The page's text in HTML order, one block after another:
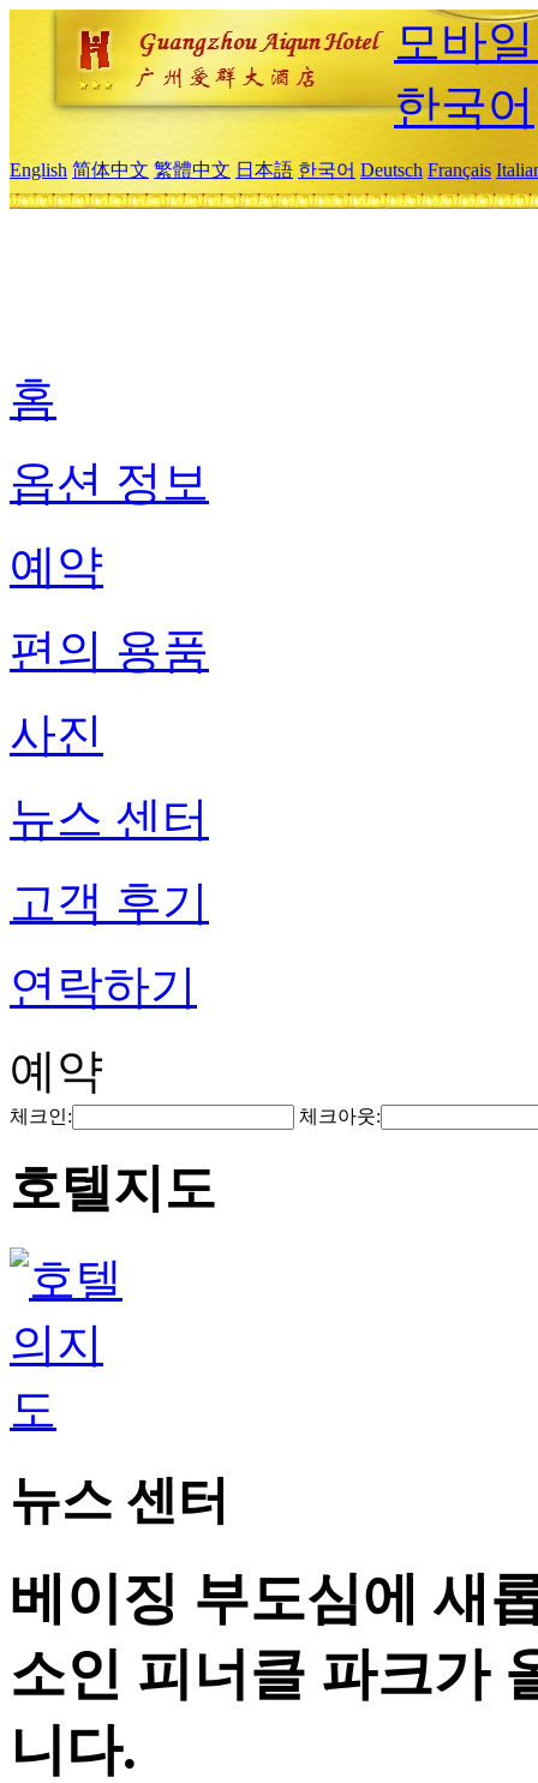
모바
한국어
English 简体中文 繁體中文 日本語 한국어 Deutsch Français
홈
옵션 정보
예약
편의 용품
사진
뉴스 센터
고객 후기
연락하기
예약
체크인: 체크아웃:
호텔지도
뉴스 센터
베이징 부도심에 새
소인 피너클 파크가
니다.